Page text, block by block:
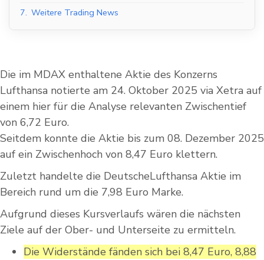
7. Weitere Trading News
Die im MDAX enthaltene Aktie des Konzerns
Lufthansa notierte am 24. Oktober 2025 via Xetra auf
einem hier für die Analyse relevanten Zwischentief
von 6,72 Euro.
Seitdem konnte die Aktie bis zum 08. Dezember 2025
auf ein Zwischenhoch von 8,47 Euro klettern.
Zuletzt handelte die DeutscheLufthansa Aktie im
Bereich rund um die 7,98 Euro Marke.
Aufgrund dieses Kursverlaufs wären die nächsten
Ziele auf der Ober- und Unterseite zu ermitteln.
Die Widerstände fänden sich bei 8,47 Euro, 8,88